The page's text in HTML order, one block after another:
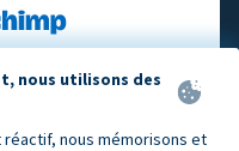
nous utilisons des
nous mémorisons et